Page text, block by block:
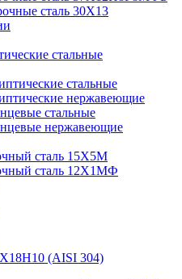
сталь 30Х13
стальные
стальные
нержавеющие
стальные
нержавеющие
сталь 15Х5М
сталь 12Х1МФ
(AISI 304)